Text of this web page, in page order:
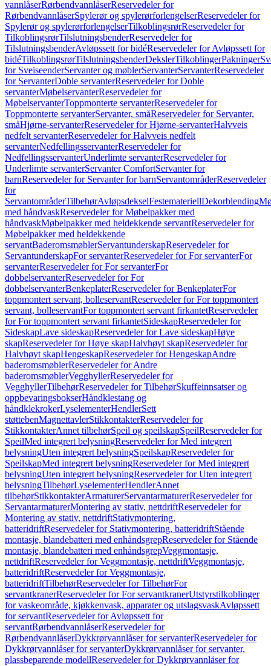
vannlåserRørbendvannlåserReservedeler for
RørbendvannlåserSpylerør og spylerørforlengelserReservedeler for
Spylerør og spylerørforlengelserTilkoblingsrørReservedeler for
TilkoblingsrørTilslutningsbenderReservedeler for
TilslutningsbenderAvløpssett for bidéReservedeler for Avløpssett for
bidéTilkoblingsrørTilslutningsbenderDekslerTilkoblingerPakninger
for SveiseenderServanter og møblerServanterServanterReservedeler
for ServanterDoble servanterReservedeler for Doble
servanterMøbelservanterReservedeler for
MøbelservanterToppmonterte servanterReservedeler for
Toppmonterte servanterServanter, småReservedeler for Servanter,
småHjørne-servanterReservedeler for Hjørne-servanterHalvveis
nedfelt servanterReservedeler for Halvveis nedfelt
servanterNedfellingsservanterReservedeler for
NedfellingsservanterUnderlimte servanterReservedeler for
Underlimte servanterServanter ComfortServanter for
barnReservedeler for Servanter for barnServantområderReservedeler
for
ServantområderTilbehørAvløpsdekselFestemateriellDekorblending
med håndvaskReservedeler for Møbelpakker med
håndvaskMøbelpakker med heldekkende servantReservedeler for
Møbelpakker med heldekkende
servantBaderomsmøblerServantunderskapReservedeler for
ServantunderskapFor servanterReservedeler for For servanterFor
servanterReservedeler for For servanterFor
dobbelservanterReservedeler for For
dobbelservanterBenkeplaterReservedeler for BenkeplaterFor
toppmontert servant, bolleservantReservedeler for For toppmontert
servant, bolleservantFor toppmontert servant firkantetReservedeler
for For toppmontert servant firkantetSideskapReservedeler for
SideskapLave sideskapReservedeler for Lave sideskapHøye
skapReservedeler for Høye skapHalvhøyt skapReservedeler for
Halvhøyt skapHengeskapReservedeler for HengeskapAndre
baderomsmøblerReservedeler for Andre
baderomsmøblerVegghyllerReservedeler for
VegghyllerTilbehørReservedeler for TilbehørSkuffeinnsatser og
oppbevaringsbokserHåndklestang og
håndklekrokerLyselementerHendlerSett
støttebenMagnettavlerStikkontakterReservedeler for
StikkontakterAnnet tilbehørSpeil og speilskapSpeilReservedeler for
SpeilMed integrert belysningReservedeler for Med integrert
belysningUten integrert belysningSpeilskapReservedeler for
SpeilskapMed integrert belysningReservedeler for Med integrert
belysningUten integrert belysningReservedeler for Uten integrert
belysningTilbehørLyselementerHendlerAnnet
tilbehørStikkontakterArmaturerServantarmaturerReservedeler for
ServantarmaturerMontering av stativ, nettdriftReservedeler for
Montering av stativ, nettdriftStativmontering,
batteridriftReservedeler for Stativmontering, batteridriftStående
montasje, blandebatteri med enhåndsgrepReservedeler for Stående
montasje, blandebatteri med enhåndsgrepVeggmontasje,
nettdriftReservedeler for Veggmontasje, nettdriftVeggmontasje,
batteridriftReservedeler for Veggmontasje,
batteridriftTilbehørReservedeler for TilbehørFor
servantkranerReservedeler for For servantkranerUtstyrstilkoblinger
for vaskeområde, kjøkkenvask, apparater og utslagsvaskAvløpssett
for servantReservedeler for Avløpssett for
servantRørbendvannlåserReservedeler for
RørbendvannlåserDykkrørvannlåser for servanterReservedeler for
Dykkrørvannlåser for servanterDykkrørvannlåser for servanter,
plassbeparende modellReservedeler for Dykkrørvannlåser for